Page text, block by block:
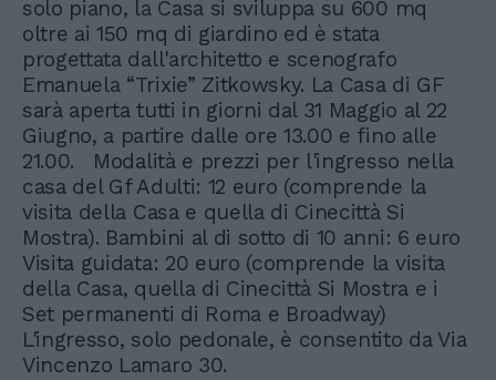
solo piano, la Casa si sviluppa su 600 mq
oltre ai 150 mq di giardino ed è stata
progettata dall'architetto e scenografo
Emanuela “Trixie” Zitkowsky. La Casa di GF
sarà aperta tutti in giorni dal 31 Maggio al 22
Giugno, a partire dalle ore 13.00 e fino alle
21.00. Modalità e prezzi per l'ingresso nella
casa del Gf Adulti: 12 euro (comprende la
visita della Casa e quella di Cinecittà Si
Mostra). Bambini al di sotto di 10 anni: 6 euro
Visita guidata: 20 euro (comprende la visita
della Casa, quella di Cinecittà Si Mostra e i
Set permanenti di Roma e Broadway)
L'ingresso, solo pedonale, è consentito da Via
Vincenzo Lamaro 30.